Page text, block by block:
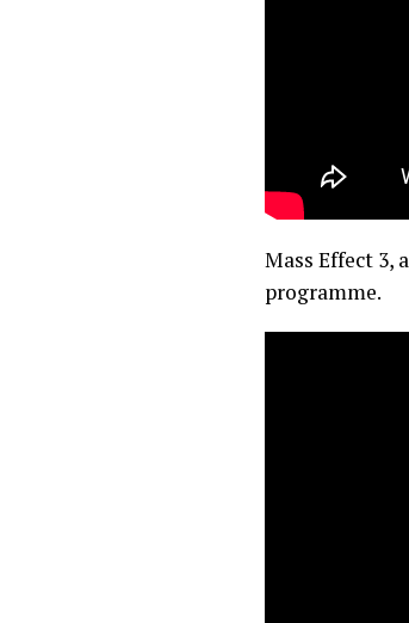
Mass Effect 3,
programme.